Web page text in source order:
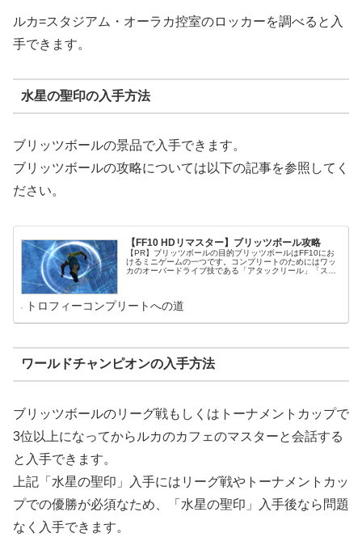
ルカ=スタジアム・オーラカ控室のロッカーを調べると入
手できます。
水星の聖印の入手方法
ブリッツボールの景品で入手できます。
ブリッツボールの攻略については以下の記事を参照してく
ださい。
【FF10 HDリマスター】ブリッツボール攻略
【PR】ブリッツボールの目的ブリッツボールはFF10にお
けるミニゲームの一つです。コンプリートのためにはワッ
カのオーバードライブ技である「アタックリール」「ステ
トロフィーコンプリートへの道
ワールドチャンピオンの入手方法
ブリッツボールのリーグ戦もしくはトーナメントカップで
3位以上になってからルカのカフェのマスターと会話する
と入手できます。
上記「水星の聖印」入手にはリーグ戦やトーナメントカッ
プでの優勝が必須なため、「水星の聖印」入手後なら問題
なく入手できます。